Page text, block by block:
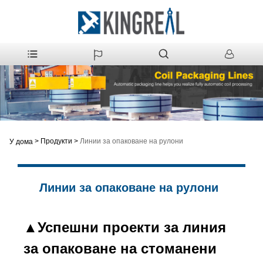
У дома > Продукти > Линии за опаковане на рулони
Линии за опаковане на рулони
▲Успешни проекти за линия
за опаковане на стоманени